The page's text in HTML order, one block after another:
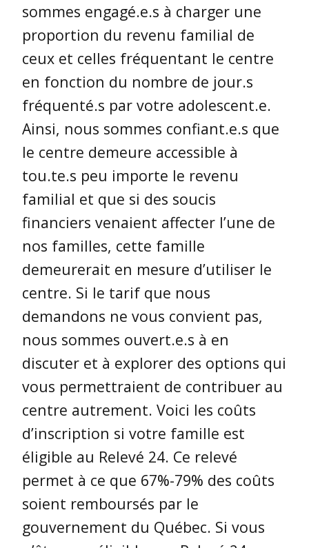
sommes engagé.e.s à charger une
proportion du revenu familial de
ceux et celles fréquentant le centre
en fonction du nombre de jour.s
fréquenté.s par votre adolescent.e.
Ainsi, nous sommes confiant.e.s que
le centre demeure accessible à
tou.te.s peu importe le revenu
familial et que si des soucis
financiers venaient affecter l’une de
nos familles, cette famille
demeurerait en mesure d’utiliser le
centre. Si le tarif que nous
demandons ne vous convient pas,
nous sommes ouvert.e.s à en
discuter et à explorer des options qui
vous permettraient de contribuer au
centre autrement. Voici les coûts
d’inscription si votre famille est
éligible au Relevé 24. Ce relevé
permet à ce que 67%-79% des coûts
soient remboursés par le
gouvernement du Québec. Si vous